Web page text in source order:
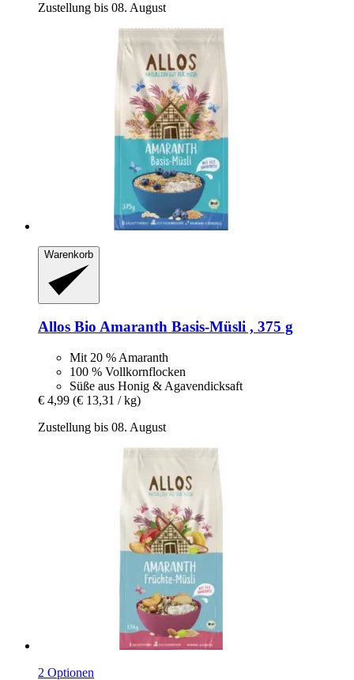
Zustellung bis 08. August
Warenkorb
Allos Bio Amaranth Basis-​Müsli , 375 g
Mit 20 % Amaranth
100 % Vollkornflocken
Süße aus Honig & Agavendicksaft
€ 4,99 (€ 13,31 / kg)
Zustellung bis 08. August
2 Optionen